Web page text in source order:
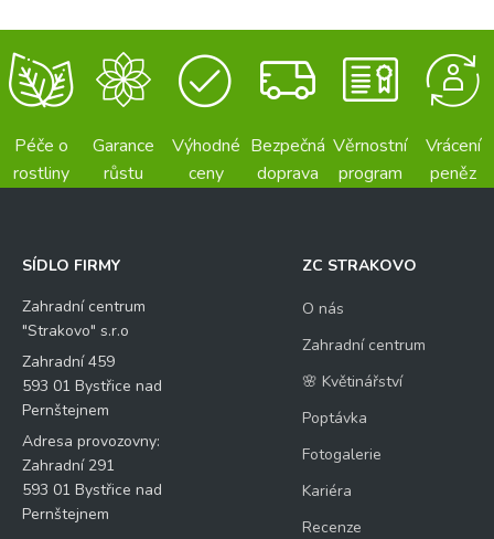
Péče o
rostliny
Garance
růstu
Výhodné
ceny
Bezpečná
doprava
Věrnostní
program
Vrácení
peněz
SÍDLO FIRMY
Zahradní centrum
"Strakovo" s.r.o
Zahradní 459
593 01 Bystřice nad
Pernštejnem
Adresa provozovny:
Zahradní 291
593 01 Bystřice nad
Pernštejnem
ZC STRAKOVO
O nás
Zahradní centrum
🌸 Květinářství
Poptávka
Fotogalerie
Kariéra
Recenze